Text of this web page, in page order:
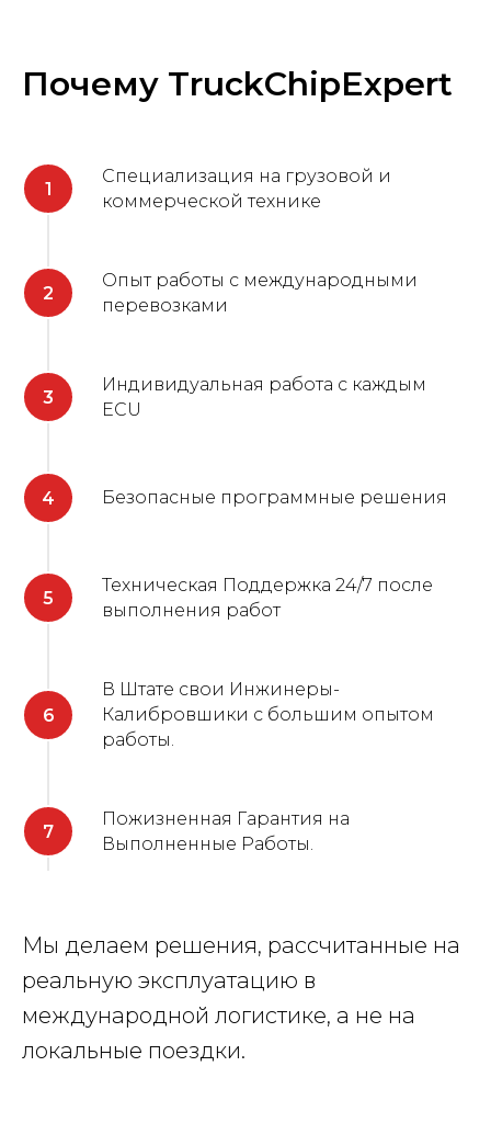
Почему TruckChipExpert
Специализация на грузовой и
коммерческой технике
Опыт работы с международными
перевозками
Индивидуальная работа с каждым
ECU
Безопасные программные решения
Техническая Поддержка 24/7 после
выполнения работ
В Штате свои Инжинеры-
Калибровшики с большим опытом
работы.
Пожизненная Гарантия на
Выполненные Работы.
Мы делаем решения, рассчитанные на
реальную эксплуатацию в
международной логистике, а не на
локальные поездки.